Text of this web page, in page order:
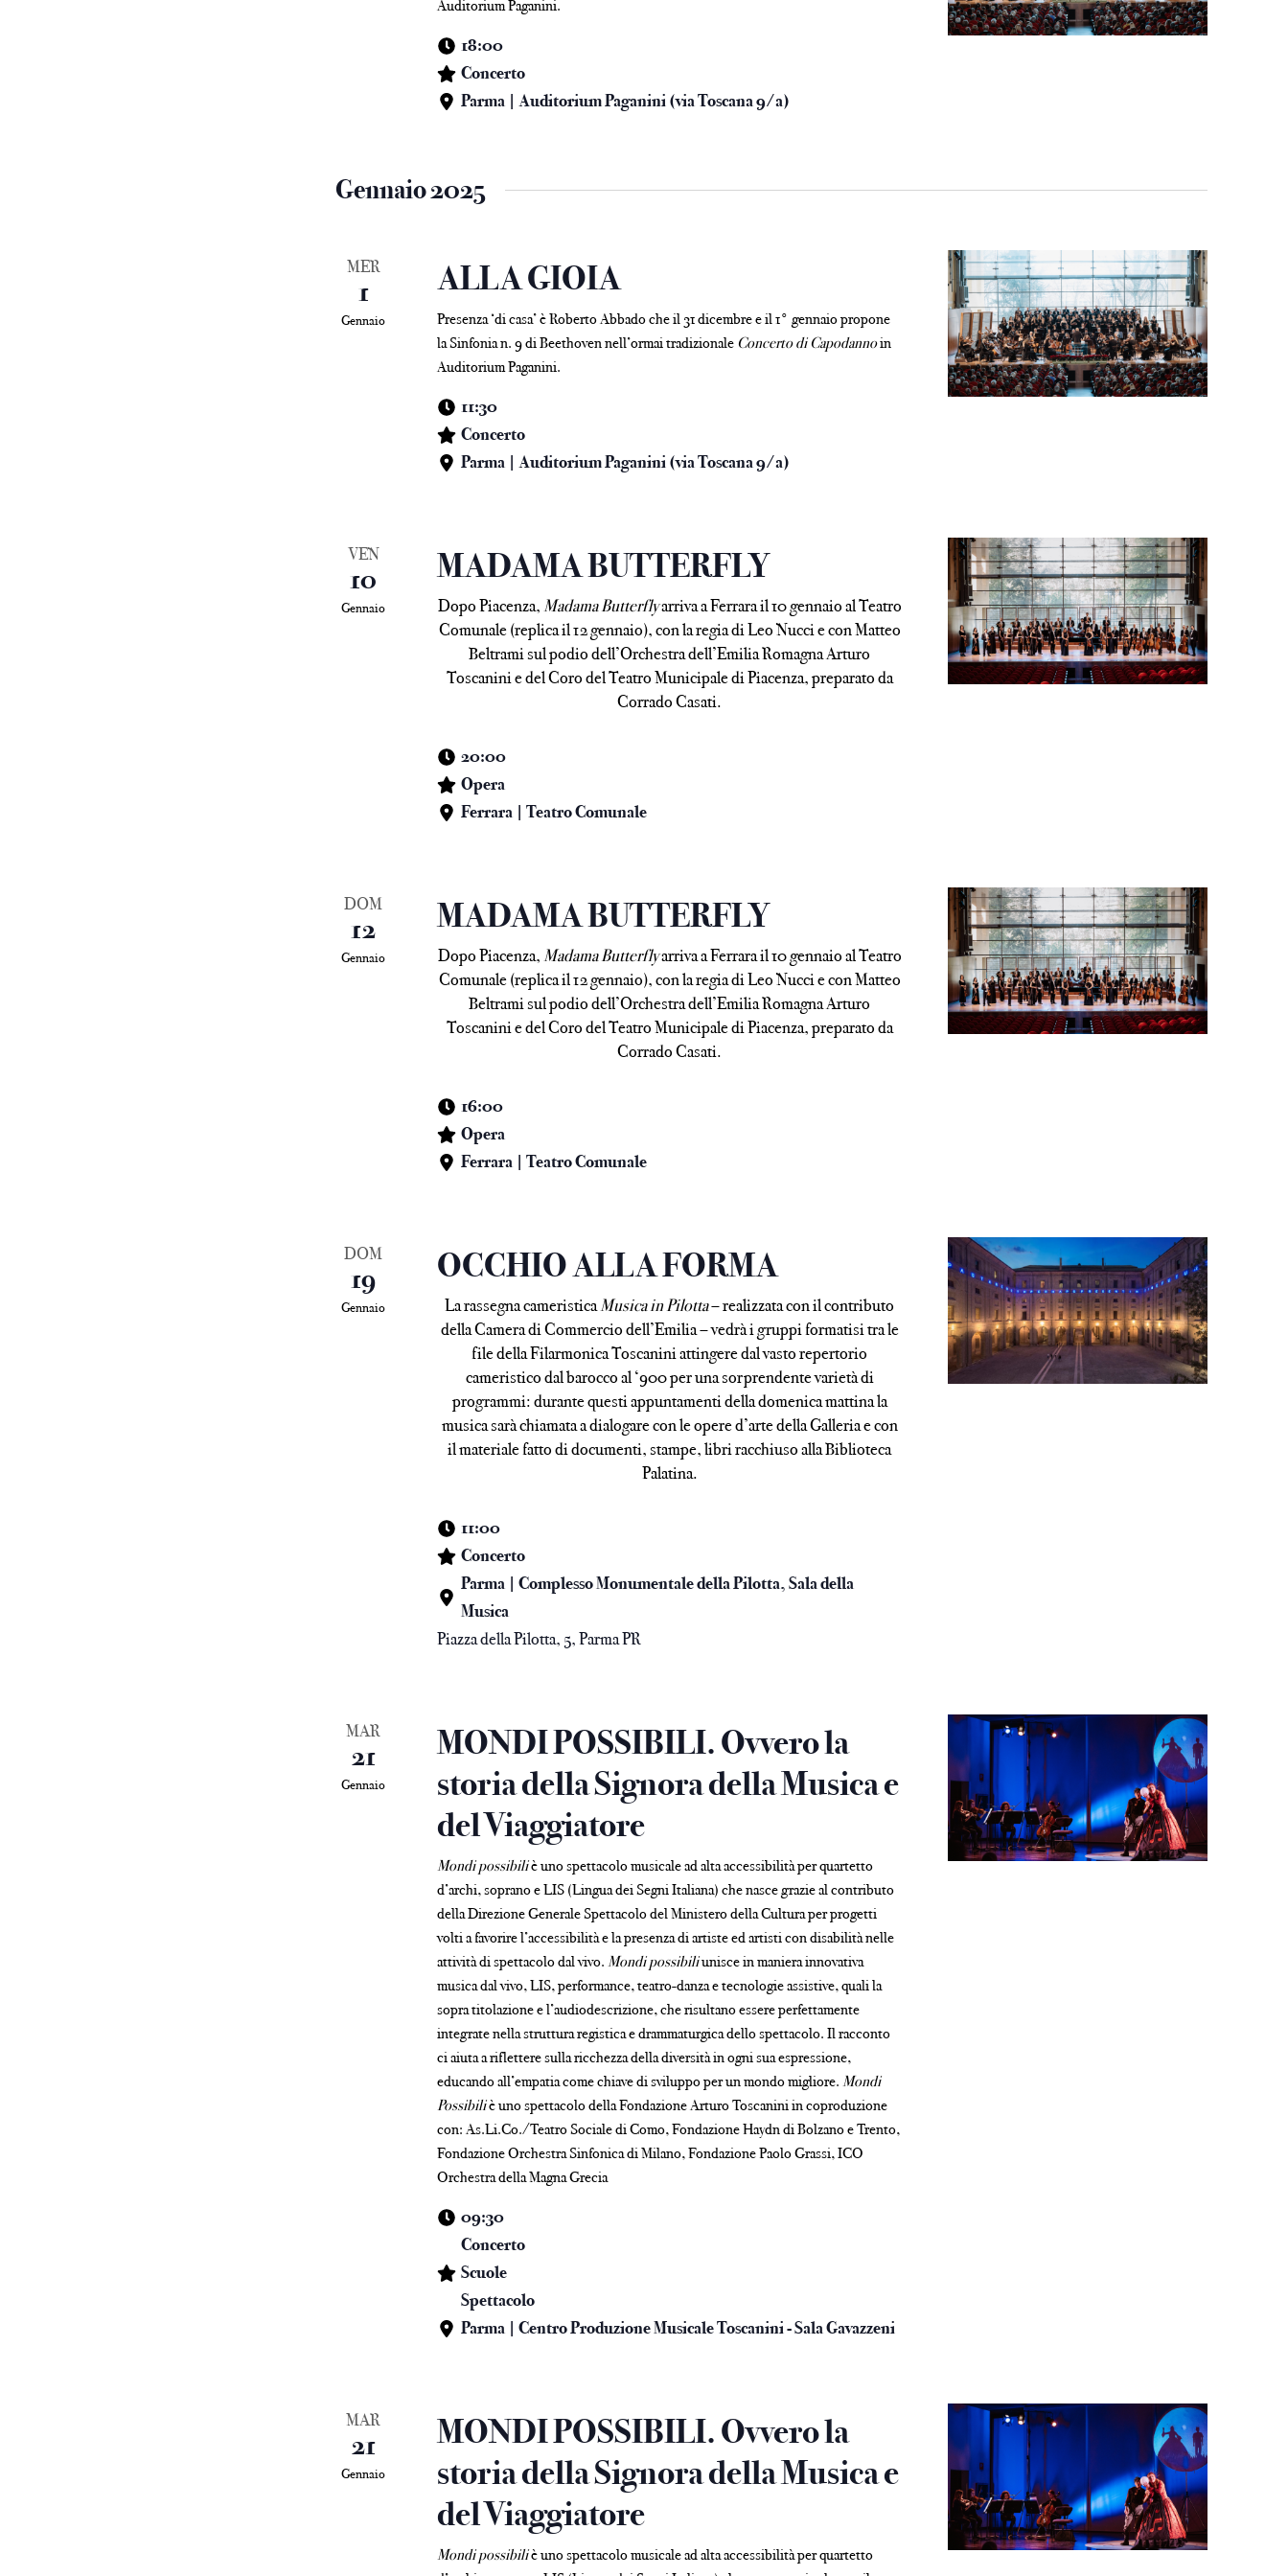
Auditorium Paganini.
18:00
Concerto
Parma | Auditorium Paganini (via Toscana 9/a)
Gennaio 2025
MER
1
Gennaio
ALLA GIOIA
Presenza ‘di casa’ è Roberto Abbado che il 31 dicembre e il 1° gennaio propone
la Sinfonia n. 9 di Beethoven nell’ormai tradizionale Concerto di Capodannoin
Auditorium Paganini.
11:30
Concerto
Parma | Auditorium Paganini (via Toscana 9/a)
VEN
10
Gennaio
MADAMA BUTTERFLY
Dopo Piacenza,Madama Butterflyarriva a Ferrara il 10 gennaio al Teatro
Comunale (replica il 12 gennaio), con la regia di Leo Nucci e con Matteo
Beltrami sul podio dell’Orchestra dell’Emilia Romagna Arturo
Toscanini e del Coro del Teatro Municipale di Piacenza, preparato da
Corrado Casati.
20:00
Opera
Ferrara | Teatro Comunale
DOM
12
Gennaio
MADAMA BUTTERFLY
Dopo Piacenza,Madama Butterflyarriva a Ferrara il 10 gennaio al Teatro
Comunale (replica il 12 gennaio), con la regia di Leo Nucci e con Matteo
Beltrami sul podio dell’Orchestra dell’Emilia Romagna Arturo
Toscanini e del Coro del Teatro Municipale di Piacenza, preparato da
Corrado Casati.
16:00
Opera
Ferrara | Teatro Comunale
DOM
19
Gennaio
OCCHIO ALLA FORMA
La rassegna cameristicaMusica in Pilotta– realizzata con il contributo
della Camera di Commercio dell’Emilia – vedrà i gruppi formatisi tra le
file della Filarmonica Toscanini attingere dal vasto repertorio
cameristico dal barocco al ‘900 per una sorprendente varietà di
programmi: durante questi appuntamenti della domenica mattina la
musica sarà chiamata a dialogare con le opere d’arte della Galleria e con
il materiale fatto di documenti, stampe, libri racchiuso alla Biblioteca
Palatina.
11:00
Concerto
Parma | Complesso Monumentale della Pilotta, Sala della
Musica
Piazza della Pilotta, 5, Parma PR
MAR
21
Gennaio
MONDI POSSIBILI. Ovvero la
storia della Signora della Musica e
del Viaggiatore
Mondi possibiliè uno spettacolo musicale ad alta accessibilità per quartetto
d’archi, soprano e LIS (Lingua dei Segni Italiana) che nasce grazie al contributo
della Direzione Generale Spettacolo del Ministero della Cultura per progetti
volti a favorire l’accessibilità e la presenza di artiste ed artisti con disabilità nelle
attività di spettacolo dal vivo.Mondi possibiliunisce in maniera innovativa
musica dal vivo, LIS, performance, teatro-danza e tecnologie assistive, quali la
sopra titolazione e l’audiodescrizione, che risultano essere perfettamente
integrate nella struttura registica e drammaturgica dello spettacolo. Il racconto
ci aiuta a riflettere sulla ricchezza della diversità in ogni sua espressione,
educando all’empatia come chiave di sviluppo per un mondo migliore.Mondi
Possibiliè uno spettacolo della Fondazione Arturo Toscanini in coproduzione
con: As.Li.Co./Teatro Sociale di Como, Fondazione Haydn di Bolzano e Trento,
Fondazione Orchestra Sinfonica di Milano, Fondazione Paolo Grassi, ICO
Orchestra della Magna Grecia
09:30
Concerto
Scuole
Spettacolo
Parma | Centro Produzione Musicale Toscanini - Sala Gavazzeni
MAR
21
Gennaio
MONDI POSSIBILI. Ovvero la
storia della Signora della Musica e
del Viaggiatore
Mondi possibiliè uno spettacolo musicale ad alta accessibilità per quartetto